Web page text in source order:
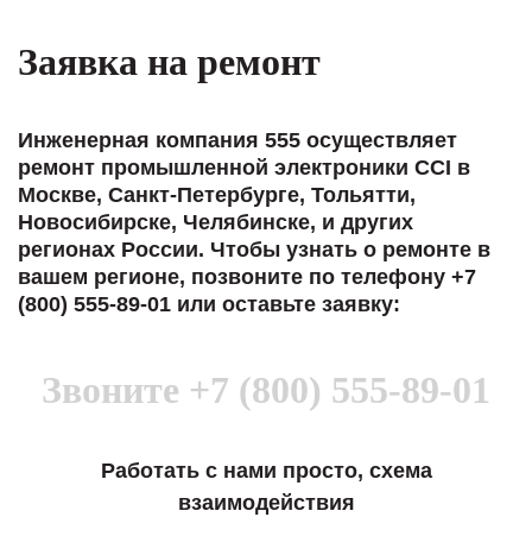
Заявка на ремонт
Инженерная компания 555 осуществляет
ремонт промышленной электроники CCI в
Москве, Санкт-Петербурге, Тольятти,
Новосибирске, Челябинске, и других
регионах России. Чтобы узнать о ремонте в
вашем регионе, позвоните по телефону +7
(800) 555-89-01 или оставьте заявку:
Звоните +7 (800) 555-89-01
Работать с нами просто, схема
взаимодействия